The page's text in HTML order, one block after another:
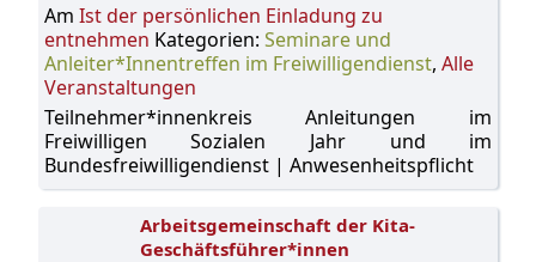
Am Ist der persönlichen Einladung zu
entnehmen Kategorien: Seminare und
Anleiter*Innentreffen im Freiwilligendienst, Alle
Veranstaltungen
Teilnehmer*innenkreis Anleitungen im
Freiwilligen Sozialen Jahr und im
Bundesfreiwilligendienst | Anwesenheitspflicht
Arbeitsgemeinschaft der Kita-
Geschäftsführer*innen